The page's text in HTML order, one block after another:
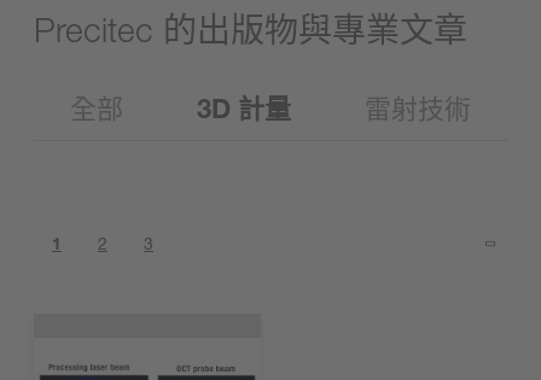
Precitec 的出版物與專業文章
全部 3D 計量 雷射技術
1 2 3